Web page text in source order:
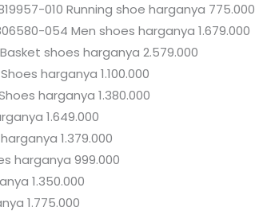
010 Running shoe harganya 775.000
054 Men shoes harganya 1.679.000
shoes harganya 2.579.000
harganya 1.100.000
harganya 1.380.000
1.649.000
1.379.000
harganya 999.000
1.350.000
1.775.000